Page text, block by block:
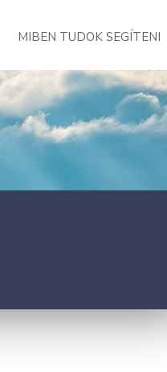
MIBEN TUDOK SEGÍTENI